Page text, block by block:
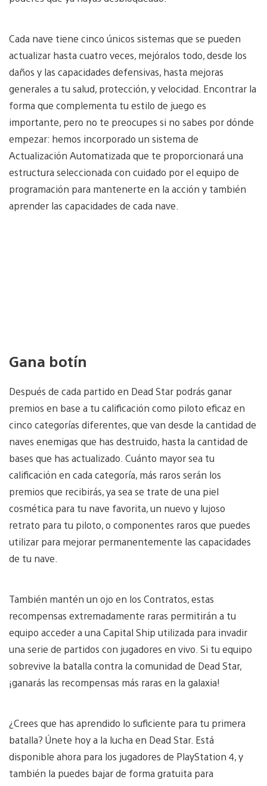
Cada nave tiene cinco únicos sistemas que se pueden
actualizar hasta cuatro veces, mejóralos todo, desde los
daños y las capacidades defensivas, hasta mejoras
generales a tu salud, protección, y velocidad. Encontrar la
forma que complementa tu estilo de juego es
importante, pero no te preocupes si no sabes por dónde
empezar: hemos incorporado un sistema de
Actualización Automatizada que te proporcionará una
estructura seleccionada con cuidado por el equipo de
programación para mantenerte en la acción y también
aprender las capacidades de cada nave.
Gana botín
Después de cada partido en Dead Star podrás ganar
premios en base a tu calificación como piloto eficaz en
cinco categorías diferentes, que van desde la cantidad de
naves enemigas que has destruido, hasta la cantidad de
bases que has actualizado. Cuánto mayor sea tu
calificación en cada categoría, más raros serán los
premios que recibirás, ya sea se trate de una piel
cosmética para tu nave favorita, un nuevo y lujoso
retrato para tu piloto, o componentes raros que puedes
utilizar para mejorar permanentemente las capacidades
de tu nave.
También mantén un ojo en los Contratos, estas
recompensas extremadamente raras permitirán a tu
equipo acceder a una Capital Ship utilizada para invadir
una serie de partidos con jugadores en vivo. Si tu equipo
sobrevive la batalla contra la comunidad de Dead Star,
¡ganarás las recompensas más raras en la galaxia!
¿Crees que has aprendido lo suficiente para tu primera
batalla? Únete hoy a la lucha en Dead Star. Está
disponible ahora para los jugadores de PlayStation 4, y
también la puedes bajar de forma gratuita para